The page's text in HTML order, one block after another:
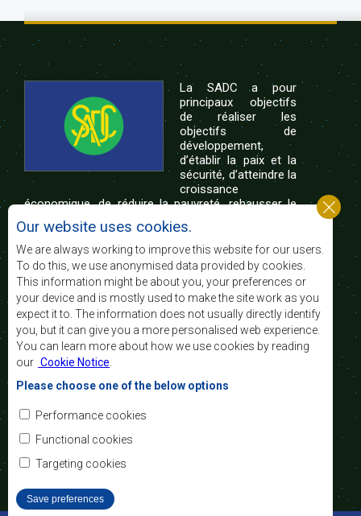
La SADC a pour
principaux objectifs
de réaliser les
objectifs de
développement,
d’établir la paix et la
sécurité, d’atteindre la
croissance
économique, de réduire la pauvreté, rehausser le
niveau et la qualité de vie du peuple de l’Afrique
australe et d’appuyer les défavorisés sociaux par le
biais de l’intégration régionale, de principes
démocratiques consolidés et d’un développement
équitable et durable.
Nous contacter
SADC House
Plot No. 54385
Central Business District
Private Bag 0095
Our website uses cookies.
We are always working to improve this website for our users.
To do this, we use anonymised data provided by cookies.
This information might be about you, your preferences or
your device and is mostly used to make the site work as you
expect it to. The information does not usually directly identify
you, but it can give you a more personalised web experience.
You can learn more about how we use cookies by reading
our Cookie Notice
Please choose one of the below options
Performance cookies
Functional cookies
Targeting cookies
Save preferences